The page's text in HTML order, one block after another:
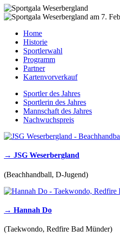
Home
Historie
Sportlerwahl
Programm
Partner
Kartenvorverkauf
Sportler des Jahres
Sportlerin des Jahres
Mannschaft des Jahres
Nachwuchspreis
→ JSG Weserbergland
(Beachhandball, D-Jugend)
→ Hannah Do
(Taekwondo, Redfire Bad Münder)